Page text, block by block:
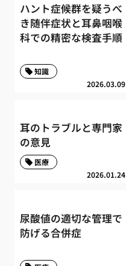
ハント症候群を疑うべ
き随伴症状と耳鼻咽喉
科での精密な検査手順
2026.03.09
知識
耳のトラブルと専門家
の意見
2026.01.24
医療
尿酸値の適切な管理で
防げる合併症